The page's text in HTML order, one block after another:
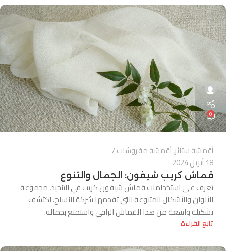
0
أقمشة ستائر,أقمشة مفروشات
18 أبريل 2024
قماش كريب شيفون: الجمال والتنوع
تعرف على استخدامات قماش شيفون كريب في التنجيد، مجموعة
الألوان والأشكال المتنوعة التي تقدمها شركة النساج. اكتشف
تشكيلة واسعة من هذا القماش الراقي واستمتع بجماله.
تابع القراءة